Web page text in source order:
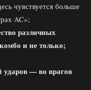
чувствуется больше
AC»;
различных
и не только;
— во врагов